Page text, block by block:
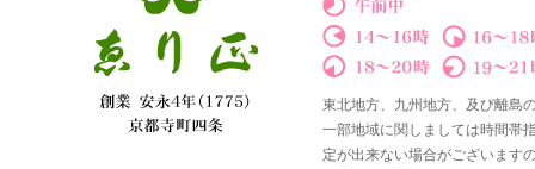
東北地方、九州地方、及び離島
一部地域に関しましては時間帯
定が出来ない場合がございます